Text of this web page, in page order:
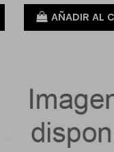
AÑADIR AL